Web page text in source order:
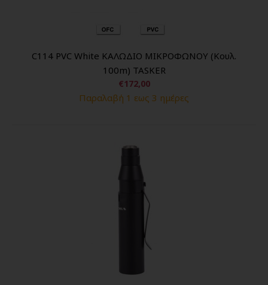
C114 PVC White ΚΑΛΩΔΙΟ ΜΙΚΡΟΦΩΝΟΥ (Κουλ.
100m) TASKER
€172,00
Παραλαβή 1 εως 3 ημέρες